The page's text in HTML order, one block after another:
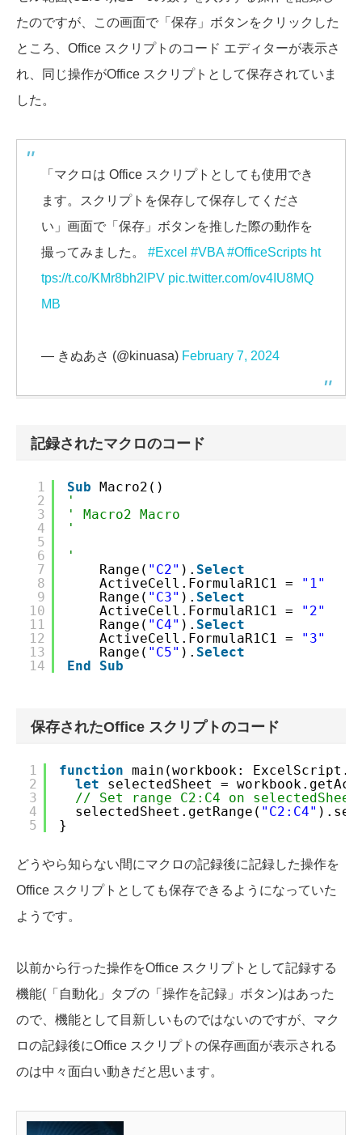
たのですが、この画面で「保存」ボタンをクリックした
ところ、Office スクリプトのコード エディターが表示さ
れ、同じ操作がOffice スクリプトとして保存されていま
した。
「マクロは Office スクリプトとしても使用でき
ます。スクリプトを保存して保存してくださ
い」画面で「保存」ボタンを推した際の動作を
撮ってみました。 #Excel #VBA #OfficeScripts ht
tps://t.co/KMr8bh2lPV pic.twitter.com/ov4IU8MQ
MB
— きぬあさ (@kinuasa) February 7, 2024
記録されたマクロのコード
1
2
3
4
5
6
7
8
9
10
11
12
13
14
Sub Macro2()
'
' Macro2 Macro
'
'
Range( "C2" ). Select
ActiveCell.FormulaR1C1 =
"1"
Range( "C3" ). Select
ActiveCell.FormulaR1C1 =
"2"
Range( "C4" ). Select
ActiveCell.FormulaR1C1 =
"3"
Range( "C5" ). Select
End
Sub
保存されたOffice スクリプトのコード
1
2
3
4
5
function main(workbook:
let
selectedSheet =
// Set range C2:C4 on selectedSheet
selectedSheet.getRange( "C2:C4"
}
どうやら知らない間にマクロの記録後に記録した操作を
Office スクリプトとしても保存できるようになっていた
ようです。
以前から行った操作をOffice スクリプトとして記録する
機能(「自動化」タブの「操作を記録」ボタン)はあった
ので、機能として目新しいものではないのですが、マク
ロの記録後にOffice スクリプトの保存画面が表示される
のは中々面白い動きだと思います。